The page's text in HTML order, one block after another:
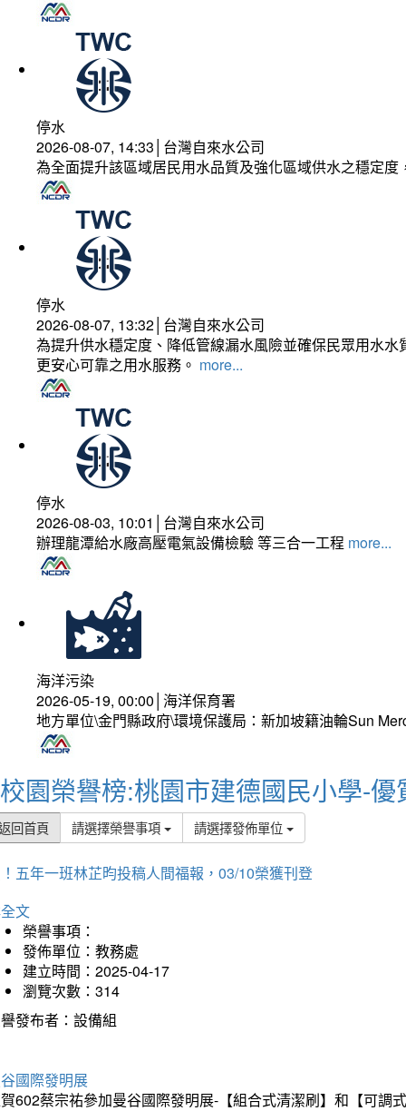
停水
2026-08-07, 14:33│台灣自來水公司
為全面提升該區域居民用水品質及強化區域供水之穩定
停水
2026-08-07, 13:32│台灣自來水公司
為提升供水穩定度、降低管線漏水風險並確保民眾用水
更安心可靠之用水服務。 more...
停水
2026-08-03, 10:01│台灣自來水公司
辦理龍潭給水廠高壓電氣設備檢驗 等三合一工程 more...
海洋污染
2026-05-19, 00:00│海洋保育署
地方單位\金門縣政府\環境保護局：新加坡籍油輪Sun
校園榮譽榜:桃園市建德國民小學-優
回首頁 請選擇榮譽事項 請選擇發佈單位
五年一班林芷昀投稿人間福報，03/10榮獲刊登
文
榮譽事項：
發佈單位：教務處
建立時間：2025-04-17
瀏覽次數：314
發布者：設備組
國際發明展
602蔡宗祐參加曼谷國際發明展-【組合式清潔刷】和【可調